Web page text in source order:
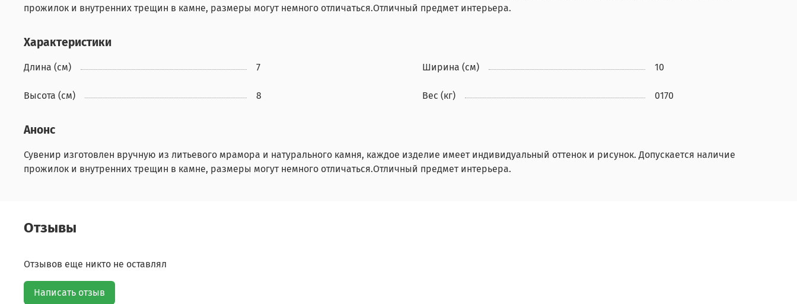
прожилок и внутренних трещин в камне, размеры могут немного отличаться.Отличный предмет интерьера.
Характеристики
Длина (см) 7 Ширина (см) 10
Высота (см) 8 Вес (кг) 0170
Анонс
Сувенир изготовлен вручную из литьевого мрамора и натурального камня, каждое изделие имеет индивидуальный оттенок и рисунок. Допускается наличие
прожилок и внутренних трещин в камне, размеры могут немного отличаться.Отличный предмет интерьера.
Отзывы
Отзывов еще никто не оставлял
Написать отзыв